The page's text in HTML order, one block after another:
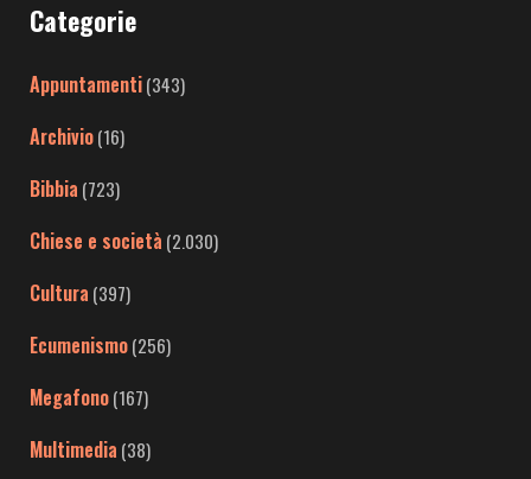
Categorie
Appuntamenti(343)
Archivio(16)
Bibbia (723)
Chiese e società (2.030)
Cultura (397)
Ecumenismo(256)
Megafono(167)
Multimedia (38)